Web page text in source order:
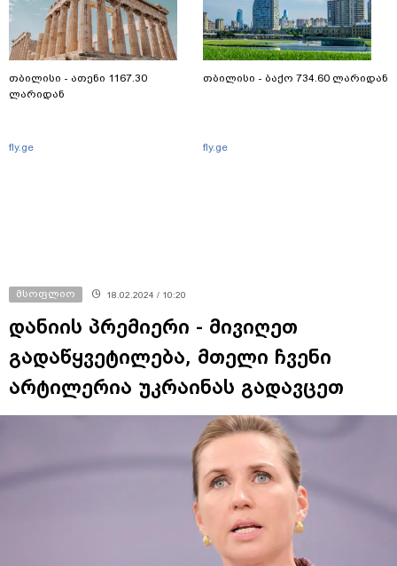
თბილისი - ათენი 1167.30
ლარიდან
fly.ge
თბილისი - ბაქო 734.60 ლარიდან
fly.ge
მსოფლიო 18.02.2024 / 10:20
დანიის პრემიერი - მივიღეთ
გადაწყვეტილება, მთელი ჩვენი
არტილერია უკრაინას გადავცეთ